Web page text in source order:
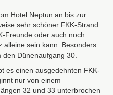
Hotel Neptun an bis zur
sehr schöner FKK-Strand.
-Freunde oder auch noch
alleine sein kann. Besonders
Dünenaufgang 30.
es einen ausgedehnten FKK-
nur von einem
32 und 33 unterbrochen